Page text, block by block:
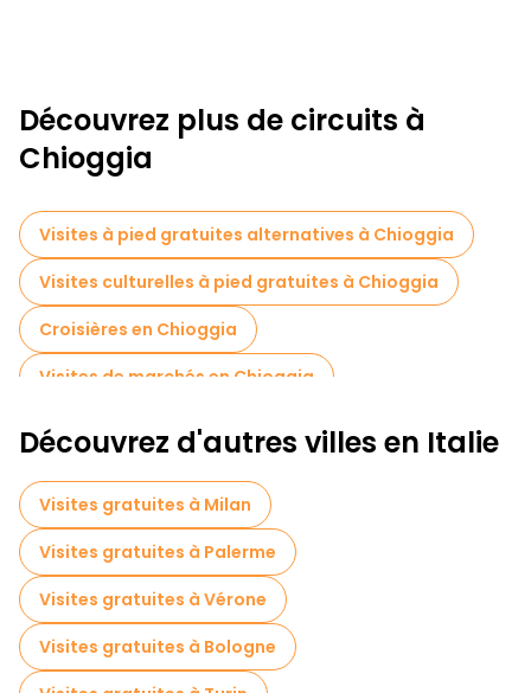
Découvrez plus de circuits à
Chioggia
Visites à pied gratuites alternatives à Chioggia
Visites culturelles à pied gratuites à Chioggia
Croisières en Chioggia
Visites de marchés en Chioggia
Découvrez d'autres villes en Italie
Visites gratuites à Milan
Visites gratuites à Palerme
Visites gratuites à Vérone
Visites gratuites à Bologne